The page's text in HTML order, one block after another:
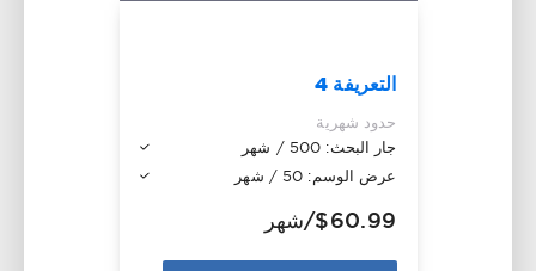
التعريفة 4
حدود شهرية
جار البحث: 500 / شهر
عرض الوسم: 50 / شهر
$60.99/شهر